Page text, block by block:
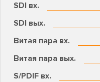
SDI вх.
SDI вых.
Витая пара вх.
Витая пара вых.
S/PDIF вх.